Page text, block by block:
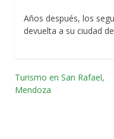
Años después, los
devuelta a su ciudad
Navegación
Turismo en San Rafael,
Mendoza